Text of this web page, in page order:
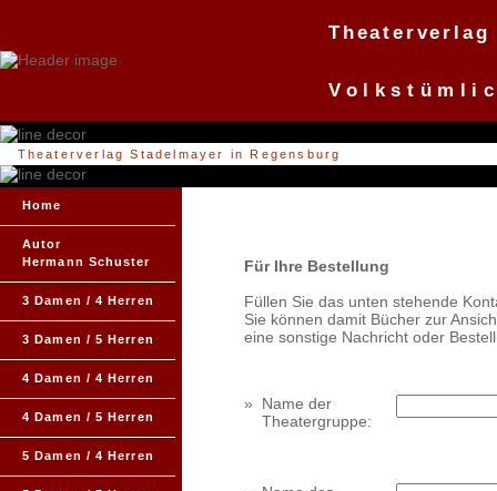
Theaterverlag
Theaterverlag Stadelmayer in Regensburg
Home
Autor
Hermann Schuster
3 Damen / 4 Herren
3 Damen / 5 Herren
4 Damen / 4 Herren
4 Damen / 5 Herren
5 Damen / 4 Herren
Für Ihre Bestellung
Füllen Sie das unten stehende
Sie können damit Bücher zur
eine sonstige Nachricht oder
»
Name der
Theatergruppe: